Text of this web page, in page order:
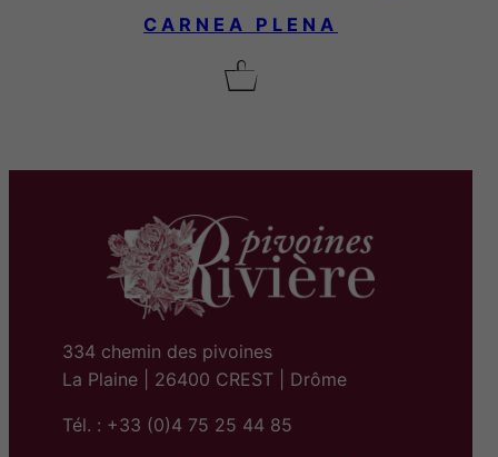
CARNEA PLENA
334 chemin des pivoines
La Plaine | 26400 CREST | Drôme
Tél. : +33 (0)4 75 25 44 85